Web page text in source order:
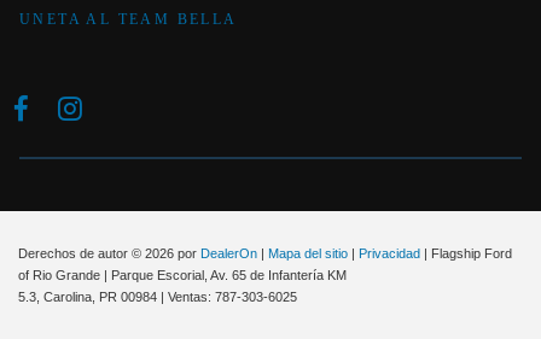
UNETA AL TEAM BELLA
Derechos de autor © 2026 por DealerOn | Mapa del sitio | Privacidad | Flagship Ford
of Rio Grande | Parque Escorial, Av. 65 de Infantería KM
5.3, Carolina, PR 00984 | Ventas: 787-303-6025